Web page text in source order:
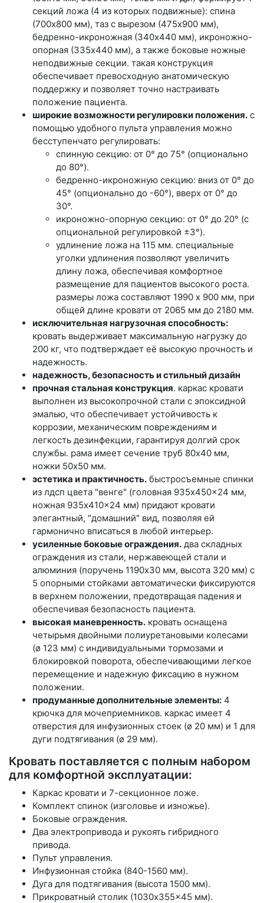
секций ложа (4 из которых подвижные): спина
(700x800 мм), таз с вырезом (475x900 мм),
бедренно-икроножная (340x440 мм), икроножно-
опорная (335x440 мм), а также боковые ножные
неподвижные секции. такая конструкция
обеспечивает превосходную анатомическую
поддержку и позволяет точно настраивать
положение пациента.
широкие возможности регулировки положения. с
помощью удобного пульта управления можно
бесступенчато регулировать:
спинную секцию: от 0° до 75° (опционально
до 80°).
бедренно-икроножную секцию: вниз от 0° до
45° (опционально до -60°), вверх от 0° до
30°.
икроножно-опорную секцию: от 0° до 20° (с
опциональной регулировкой ±3°).
удлинение ложа на 115 мм. специальные
уголки удлинения позволяют увеличить
длину ложа, обеспечивая комфортное
размещение для пациентов высокого роста.
размеры ложа составляют 1990 x 900 мм, при
общей длине кровати от 2065 мм до 2180 мм.
исключительная нагрузочная способность:
кровать выдерживает максимальную нагрузку до
200 кг, что подтверждает её высокую прочность и
надежность.
надежность, безопасность и стильный дизайн
прочная стальная конструкция. каркас кровати
выполнен из высокопрочной стали с эпоксидной
эмалью, что обеспечивает устойчивость к
коррозии, механическим повреждениям и
легкость дезинфекции, гарантируя долгий срок
службы. рама имеет сечение труб 80x40 мм,
ножки 50x50 мм.
эстетика и практичность. быстросъемные спинки
из лдсп цвета "венге" (головная 935x450x24 мм,
ножная 935x410x24 мм) придают кровати
элегантный, "домашний" вид, позволяя ей
гармонично вписаться в любой интерьер.
усиленные боковые ограждения. два складных
ограждения из стали, нержавеющей стали и
алюминия (поручень 1190x30 мм, высота 320 мм) с
5 опорными стойками автоматически фиксируются
в верхнем положении, предотвращая падения и
обеспечивая безопасность пациента.
высокая маневренность. кровать оснащена
четырьмя двойными полиуретановыми колесами
(ø 123 мм) с индивидуальными тормозами и
блокировкой поворота, обеспечивающими легкое
перемещение и надежную фиксацию в нужном
положении.
продуманные дополнительные элементы: 4
крючка для мочеприемников. каркас имеет 4
отверстия для инфузионных стоек (ø 20 мм) и 1 для
дуги подтягивания (ø 29 мм).
Кровать поставляется с полным набором
для комфортной эксплуатации:
Каркас кровати и 7-секционное ложе.
Комплект спинок (изголовье и изножье).
Боковые ограждения.
Два электропривода и рукоять гибридного
привода.
Пульт управления.
Инфузионная стойка (840-1560 мм).
Дуга для подтягивания (высота 1500 мм).
Прикроватный столик (1030x355x45 мм).